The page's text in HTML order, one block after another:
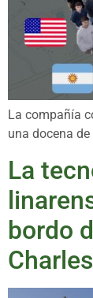
La compañía
una docena
La
bordo